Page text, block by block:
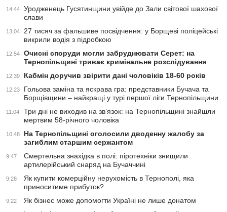
14:44
Уродженець Гусятинщини увійде до Зали світової шахової
слави
13:04
27 тисяч за фальшиве посвідчення: у Борщеві поліцейські
викрили водія з підробкою
12:54
Очисні споруди могли забруднювати Серет: на
Тернопільщині триває кримінальне розслідування
12:39 Кабмін доручив звірити дані чоловіків 18-60 років
12:23
Гольова заміна та яскрава гра: представники Бучача та
Борщівщини – найкращі у турі першої ліги Тернопільщини
11:04
Три дні не виходив на зв’язок: на Тернопільщині знайшли
мертвим 58-річного чоловіка
10:48
На Тернопільщині оголосили дводенну жалобу за
загиблим старшим сержантом
9:47
Смертельна знахідка в полі: піротехніки знищили
артилерійський снаряд на Бучаччині
9:28
Як купити комерційну нерухомість в Тернополі, яка
приноситиме прибуток?
9:22 Як бізнес може допомогти Україні не лише донатом